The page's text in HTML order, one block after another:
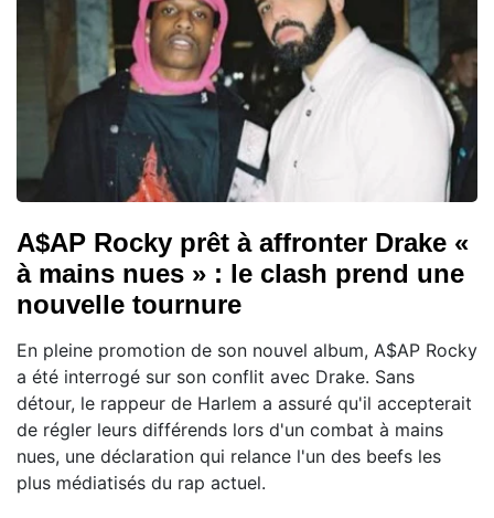
A$AP Rocky prêt à affronter Drake «
à mains nues » : le clash prend une
nouvelle tournure
En pleine promotion de son nouvel album, A$AP Rocky
a été interrogé sur son conflit avec Drake. Sans
détour, le rappeur de Harlem a assuré qu'il accepterait
de régler leurs différends lors d'un combat à mains
nues, une déclaration qui relance l'un des beefs les
plus médiatisés du rap actuel.